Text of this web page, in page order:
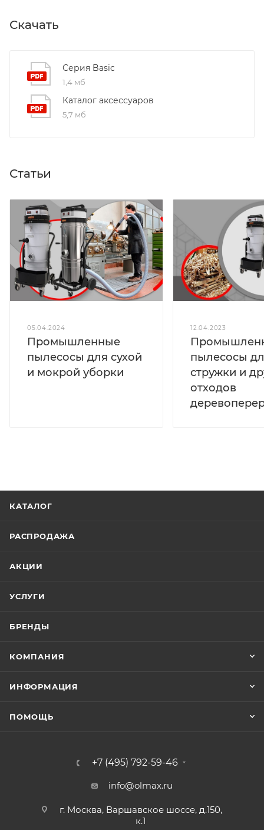
Скачать
Серия Basic
1,4 мб
Каталог аксессуаров
5,7 мб
Статьи
05.04.2024
Промышленные
пылесосы для сухой
и мокрой уборки
12.04.2023
пылесосы
стружки и
отходов
КАТАЛОГ
РАСПРОДАЖА
АКЦИИ
УСЛУГИ
БРЕНДЫ
КОМПАНИЯ
ИНФОРМАЦИЯ
ПОМОЩЬ
+7 (495) 792-59-46
info@olmax.ru
г. Москва, Варшавское шоссе, д.150,
к.1